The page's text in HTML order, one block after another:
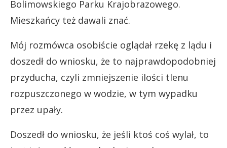
Bolimowskiego Parku Krajobrazowego.
Mieszkańcy też dawali znać.
Mój rozmówca osobiście oglądał rzekę z lądu i
doszedł do wniosku, że to najprawdopodobniej
przyducha, czyli zmniejszenie ilości tlenu
rozpuszczonego w wodzie, w tym wypadku
przez upały.
Doszedł do wniosku, że jeśli ktoś coś wylał, to